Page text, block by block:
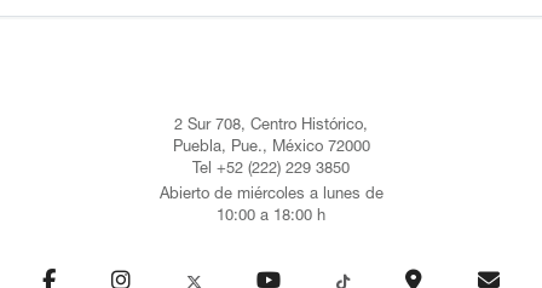
2 Sur 708, Centro Histórico,
Puebla, Pue., México 72000
Tel +52 (222) 229 3850
Abierto de miércoles a lunes de
10:00 a 18:00 h